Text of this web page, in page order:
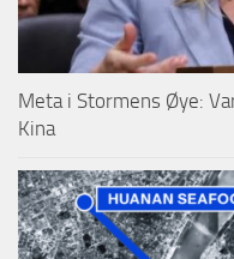
Meta i Stormens Øye:
Kina